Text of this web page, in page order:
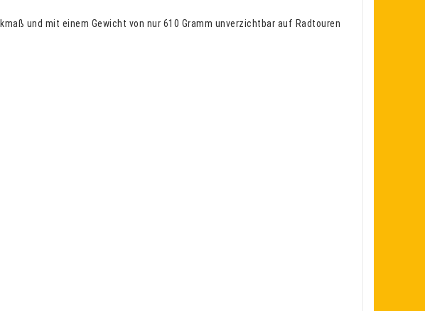
und mit einem Gewicht von nur 610 Gramm unverzichtbar auf Radtouren